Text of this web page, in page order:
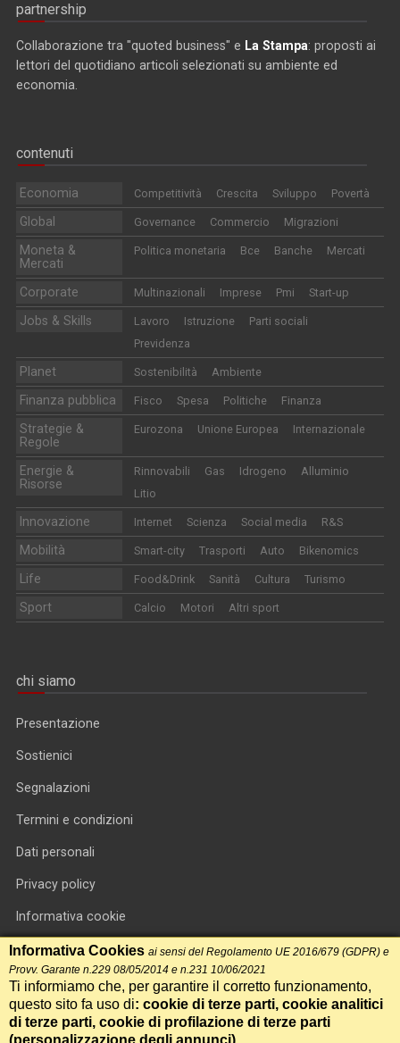
partnership
Collaborazione tra "quoted business" e La Stampa: proposti ai
lettori del quotidiano articoli selezionati su ambiente ed
economia.
contenuti
Economia Competitività Crescita Sviluppo Povertà
Global Governance Commercio Migrazioni
Moneta &
Mercati
Politica monetaria Bce Banche Mercati
Corporate Multinazionali Imprese Pmi Start-up
Jobs & Skills Lavoro Istruzione
Parti sociali
Previdenza
Planet Sostenibilità Ambiente
Finanza pubblica Fisco Spesa Politiche Finanza
Strategie &
Regole
Eurozona Unione Europea Internazionale
Energie &
Risorse
Rinnovabili Gas Idrogeno
Alluminio
Litio
Innovazione Internet Scienza Social media R&S
Mobilità Smart-city Trasporti Auto Bikenomics
Life Food&Drink Sanità Cultura Turismo
Sport Calcio Motori Altri sport
chi siamo
Presentazione
Sostienici
Segnalazioni
Termini e condizioni
Dati personali
Privacy policy
Informativa cookie
RSS feed
RSS Top News
Contatti
Informativa Cookies ai sensi del Regolamento UE 2016/679 (GDPR) e
Provv. Garante n.229 08/05/2014 e n.231 10/06/2021
Ti informiamo che, per garantire il corretto funzionamento,
questo sito fa uso di: cookie di terze parti, cookie analitici
di terze parti, cookie di profilazione di terze parti
(personalizzazione degli annunci)